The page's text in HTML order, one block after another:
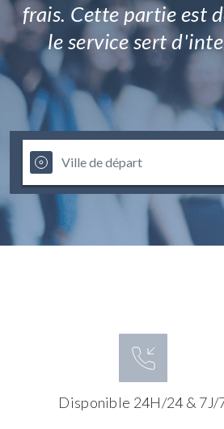
frais. Cette partie est
le service sert
Disponible 24H/24 & 7J/